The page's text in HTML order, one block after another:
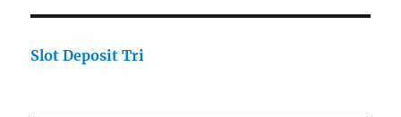
Slot Deposit Tri